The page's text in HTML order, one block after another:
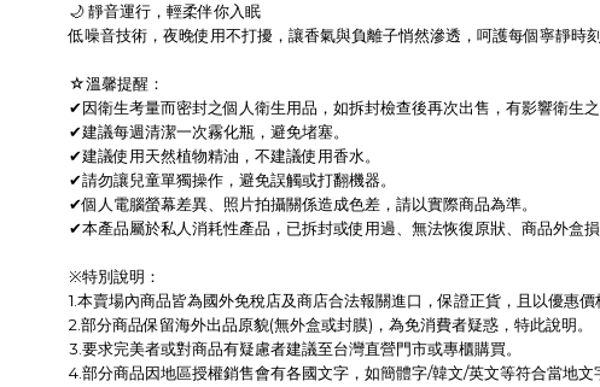
🌙 靜音運行，輕柔伴你入眠
低噪音技術，夜晚使用不打擾，讓香氣與負離子悄然滲透，呵護每個寧靜時刻
☆溫馨提醒：
✔因衛生考量而密封之個人衛生用品，如拆封檢查後再次出售，有影響衛生
✔建議每週清潔一次霧化瓶，避免堵塞。
✔建議使用天然植物精油，不建議使用香水。
✔請勿讓兒童單獨操作，避免誤觸或打翻機器。
✔個人電腦螢幕差異、照片拍攝關係造成色差，請以實際商品為準。
✔本產品屬於私人消耗性產品，已拆封或使用過、無法恢復原狀、商品外盒
※特別說明：
1.本賣場內商品皆為國外免稅店及商店合法報關進口，保證正貨，且以優惠價
2.部分商品保留海外出品原貌(無外盒或封膜)，為免消費者疑惑，特此說明。
3.要求完美者或對商品有疑慮者建議至台灣直營門市或專櫃購買。
4.部分商品因地區授權銷售會有各國文字，如簡體字/韓文/英文等符合當地文